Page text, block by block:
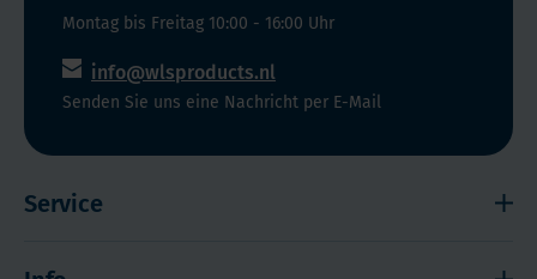
nicht
vorhanden.
Montag bis Freitag 10:00 - 16:00 Uhr
info@wlsproducts.nl
Senden Sie uns eine Nachricht per E-Mail
Service